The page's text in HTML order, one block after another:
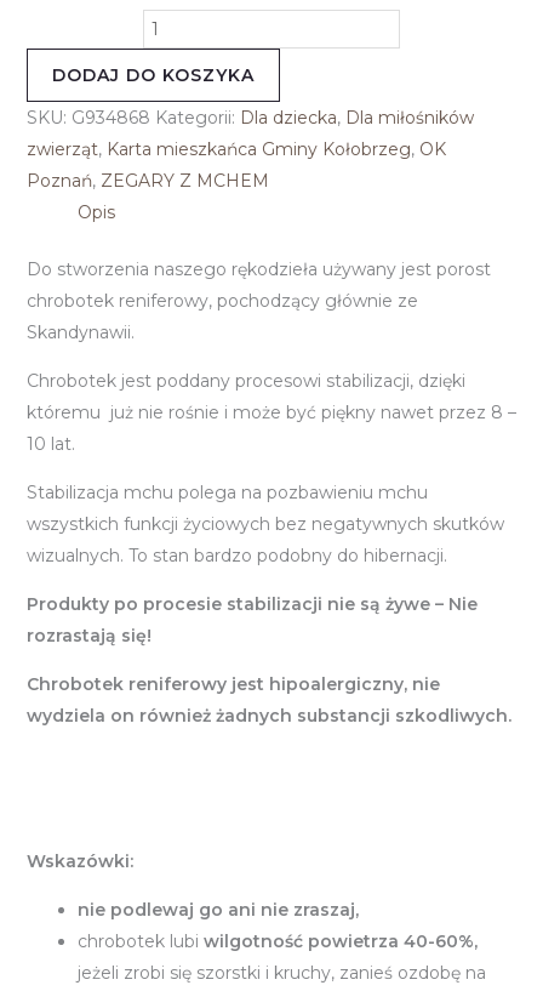
DODAJ DO KOSZYKA
SKU: G934868 Kategorii: Dla dziecka, Dla miłośników
zwierząt, Karta mieszkańca Gminy Kołobrzeg, OK
Poznań, ZEGARY Z MCHEM
Opis
Do stworzenia naszego rękodzieła używany jest porost
chrobotek reniferowy, pochodzący głównie ze
Skandynawii.
Chrobotek jest poddany procesowi stabilizacji, dzięki
któremu już nie rośnie i może być piękny nawet przez 8 –
10 lat.
Stabilizacja mchu polega na pozbawieniu mchu
wszystkich funkcji życiowych bez negatywnych skutków
wizualnych. To stan bardzo podobny do hibernacji.
Produkty po procesie stabilizacji nie są żywe – Nie
rozrastają się!
Chrobotek reniferowy jest hipoalergiczny, nie
wydziela on również żadnych substancji szkodliwych.
Wskazówki:
nie podlewaj go ani nie zraszaj,
chrobotek lubi wilgotność powietrza 40-60%,
jeżeli zrobi się szorstki i kruchy, zanieś ozdobę na